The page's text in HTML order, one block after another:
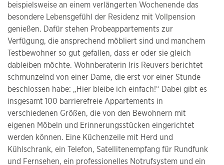
beispielsweise an einem verlängerten Wochenende das
besondere Lebensgefühl der Residenz mit Vollpension
genießen. Dafür stehen Probeappartements zur
Verfügung, die ansprechend möbliert sind und manchem
Testbewohner so gut gefallen, dass er oder sie gleich
dableiben möchte. Wohnberaterin Iris Reuvers berichtet
schmunzelnd von einer Dame, die erst vor einer Stunde
beschlossen habe: „Hier bleibe ich einfach!“ Dabei gibt es
insgesamt 100 barrierefreie Appartements in
verschiedenen Größen, die von den Bewohnern mit
eigenen Möbeln und Erinnerungsstücken eingerichtet
werden können. Eine Küchenzeile mit Herd und
Kühlschrank, ein Telefon, Satellitenempfang für Rundfunk
und Fernsehen, ein professionelles Notrufsystem und ein